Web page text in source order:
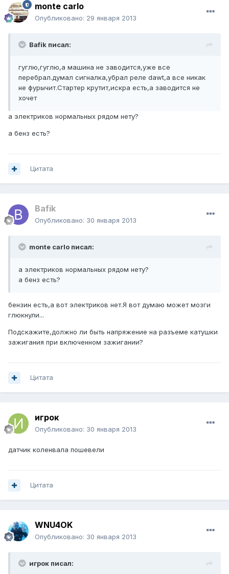
monte carlo
Опубликовано: 29 января 2013
Bafik писал:
гуглю,гуглю,а машина не заводится,уже все
перебрал.думал сигналка,убрал реле dawt,а все никак
не фурычит.Стартер крутит,искра есть,а заводится не
хочет
а электриков нормальных рядом нету?
а бенз есть?
Цитата
Bafik
Опубликовано: 30 января 2013
monte carlo писал:
а электриков нормальных рядом нету?
а бенз есть?
бензин есть,а вот электриков нет.Я вот думаю может мозги
глюкнули...
Подскажите,должно ли быть напряжение на разъеме катушки
зажигания при включенном зажигании?
Цитата
игрок
Опубликовано: 30 января 2013
датчик коленвала пошевели
Цитата
WNU4OK
Опубликовано: 30 января 2013
игрок писал: